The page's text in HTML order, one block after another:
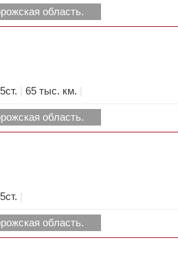
область.
65 тыс. км.
область.
область.